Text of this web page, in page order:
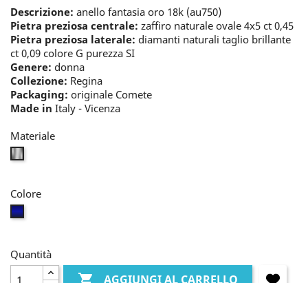
Descrizione: anello fantasia oro 18k (au750)
Pietra preziosa centrale: zaffiro naturale ovale 4x5 ct 0,45
Pietra preziosa laterale: diamanti naturali taglio brillante
ct 0,09 colore G purezza SI
Genere: donna
Collezione: Regina
Packaging: originale Comete
Made in Italy - Vicenza
Materiale
bianco
Colore
zaffiro
Quantità
 AGGIUNGI AL CARRELLO